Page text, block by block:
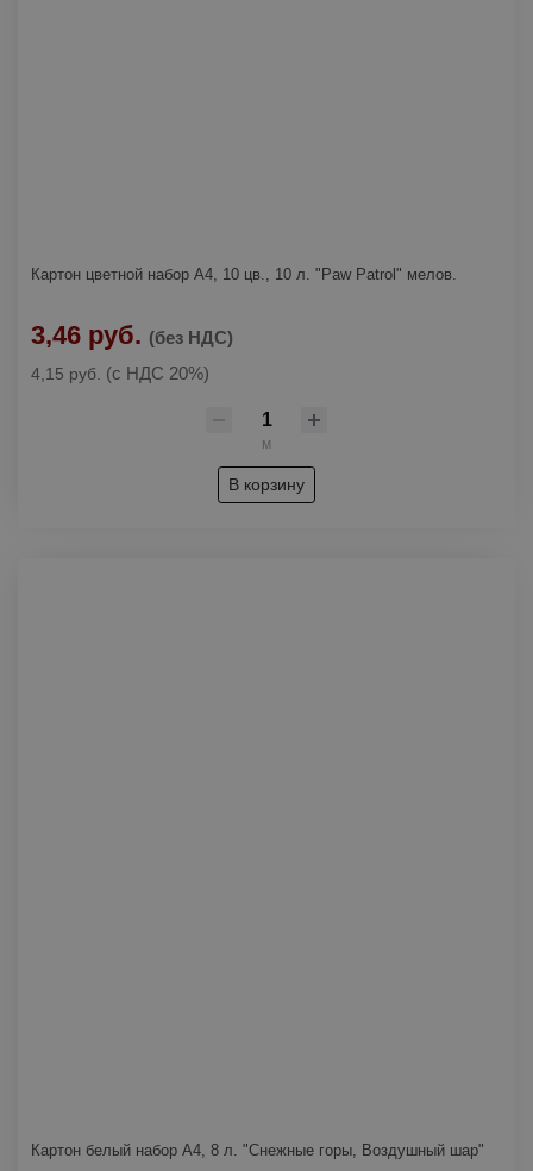
Картон цветной набор А4, 10 цв., 10 л. "Paw Patrol" мелов.
3,46 руб. (без НДС)
4,15 руб. (с НДС 20%)
м
В корзину
Картон белый набор А4, 8 л. "Снежные горы, Воздушный шар"